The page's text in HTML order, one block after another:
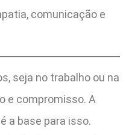
comunicação e
seja no trabalho ou na
e compromisso. A
a base para isso.